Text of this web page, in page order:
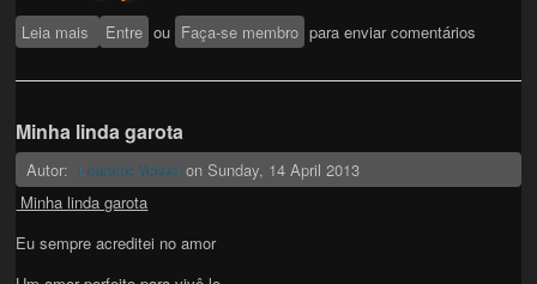
Leia mais sobre E ncontre em seu sentimento
Entre ou Faça-se membro para enviar comentários
Minha linda garota
Autor: Leandro Yossef on Sunday, 14 April 2013
Minha linda garota
Eu sempre acreditei no amor